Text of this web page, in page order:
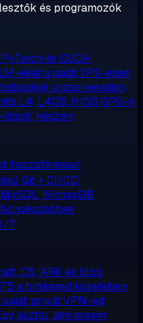
és programozók
és CUDA
eket a saját VPS-eden
a szervereden
L4, L40S, H100 GPU-n
készen
hozzáféréssel
Git + CI/CD
MongoDB
7
CS, ARK és több
a brókered közelében
saját privát VPN-ed
asztal, ami sosem